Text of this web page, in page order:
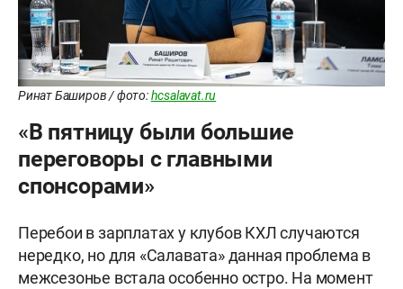
Ринат Баширов / фото:hcsalavat.ru
«В пятницу были большие
переговоры с главными
спонсорами»
Перебои в зарплатах у клубов КХЛ случаются
нередко, но для «Салавата» данная проблема в
межсезонье встала особенно остро. На момент